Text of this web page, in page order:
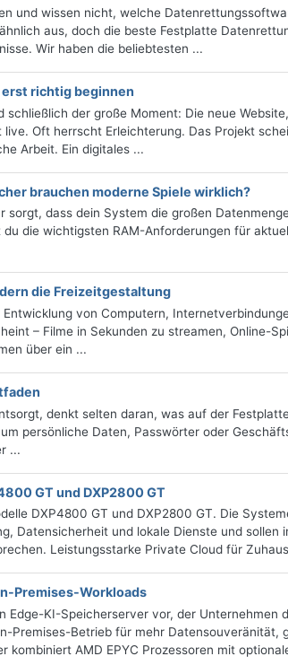
und wissen nicht, welche
aus, doch die beste Festplatte
Wir haben die beliebtesten ...
erst richtig beginnen
der große Moment: Die neue
Oft herrscht Erleichterung. Das Projekt
Arbeit. Ein digitales ...
brauchen moderne Spiele wirklich?
sorgt, dass dein System die großen
die wichtigsten RAM-Anforderungen für
die Freizeitgestaltung
von Computern,
– Filme in Sekunden zu streamen, Online-
über ein ...
denkt selten daran, was auf der
persönliche Daten, Passwörter oder
...
GT und DXP2800 GT
DXP4800 GT und DXP2800 GT. Die
Datensicherheit und lokale Dienste und sollen
Leistungsstarke Private Cloud für
Premises-Workloads
Edge-KI-Speicherserver vor, der Unternehmen
Premises-Betrieb für mehr Datensouveränität,
kombiniert AMD EPYC Prozessoren mit